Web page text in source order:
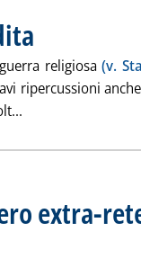
religiosa(v.
ripercussioni
extra-
Siva dei carburanti e dei
alle 9.24.